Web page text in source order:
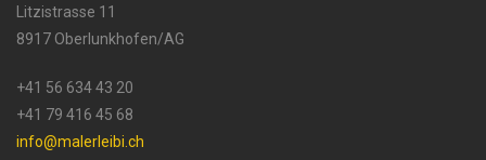
Litzistrasse 11
8917 Oberlunkhofen/AG
+41 56 634 43 20
+41 79 416 45 68
info@malerleibi.ch